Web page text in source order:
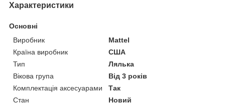
Характеристики
Основні
Виробник
Mattel
Країна виробник
США
Тип
Лялька
Вікова група
Від 3 років
Комплектація аксесуарами
Так
Стан
Новий